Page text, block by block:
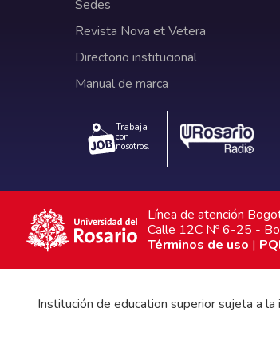
Sedes
Revista Nova et Vetera
Directorio institucional
Manual de marca
Trabaja
con
nosotros.
Línea de atención
Calle 12C Nº 6-25 -
Términos de uso |
Institución de education superior sujeta a